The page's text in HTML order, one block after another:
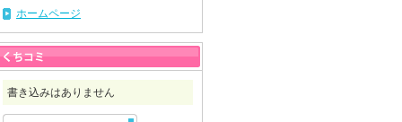
ホームページ
書き込みはありません